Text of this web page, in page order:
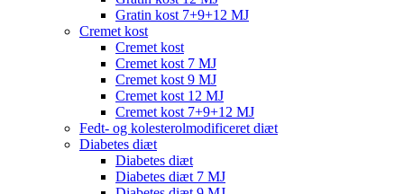
Gratin kost 7+9+12 MJ
Cremet kost
Cremet kost
Cremet kost 7 MJ
Cremet kost 9 MJ
Cremet kost 12 MJ
Cremet kost 7+9+12 MJ
Fedt- og kolesterolmodificeret diæt
Diabetes diæt
Diabetes diæt
Diabetes diæt 7 MJ